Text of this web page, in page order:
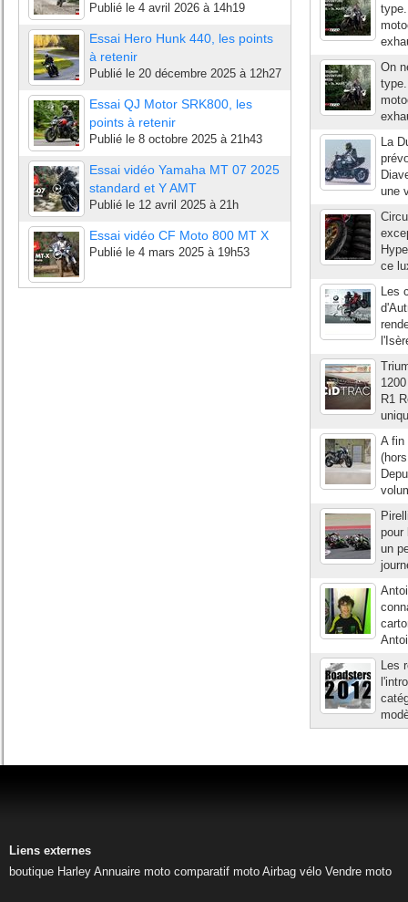
Publié le 4 avril 2026 à 14h19
Essai Hero Hunk 440, les points
à retenir
Publié le 20 décembre 2025 à 12h27
Essai QJ Motor SRK800, les
points à retenir
Publié le 8 octobre 2025 à 21h43
Essai vidéo Yamaha MT 07 2025
standard et Y AMT
Publié le 12 avril 2025 à 21h
Essai vidéo CF Moto 800 MT X
Publié le 4 mars 2025 à 19h53
On
La
une
ce
Les
R1
A fin
pour
un
Les
Liens externes
boutique Harley Annuaire moto comparatif moto Airbag vélo Vendre moto